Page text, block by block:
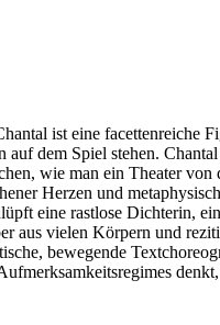
ist eine facettenreiche
dem Spiel stehen.
wie man ein Theater von
Herzen und
eine rastlose Dichterin,
aus vielen Körpern und
bewegende